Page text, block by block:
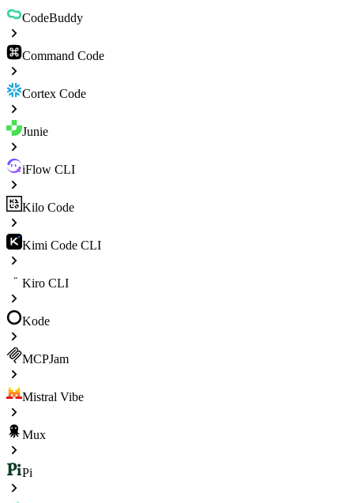
CodeBuddy
Command Code
Cortex Code
Junie
iFlow CLI
Kilo Code
Kimi Code CLI
Kiro CLI
Kode
MCPJam
Mistral Vibe
Mux
Pi